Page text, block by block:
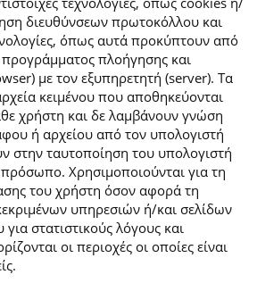
διευθύνσεων πρωτοκόλλου και
όπως αυτά προκύπτουν από
προγράμματος πλοήγησης και
με τον εξυπηρετητή (server). Τα
κειμένου που αποθηκεύονται
χρήστη και δε λαμβάνουν γνώση
ή αρχείου από τον υπολογιστή
στην ταυτοποίηση του υπολογιστή
Χρησιμοποιούνται για τη
του χρήστη όσον αφορά τη
υπηρεσιών ή/και σελίδων
στατιστικούς λόγους και
οι περιοχές οι οποίες είναι